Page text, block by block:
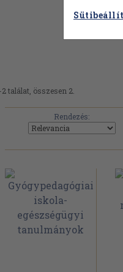
2 találat, összesen 2.
Rendezés: